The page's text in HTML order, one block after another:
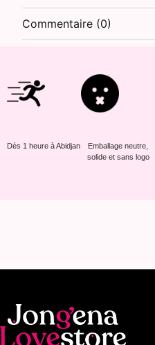
Commentaire (0)
Dès 1 heure à Abidjan
Emballage neutre,
solide et sans logo